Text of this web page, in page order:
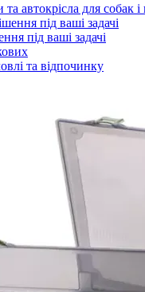
автокрісла для собак і
під ваші задачі
та відпочинку